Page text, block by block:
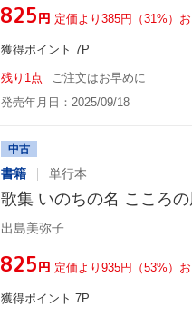
¥825円 定価より385円（31%）
獲得ポイント 7P
残り1点
ご注文はお早めに
発売年月日：2025/09/18
中古
書籍 単行本
歌集 いのちの名 こころ
出島美弥子
¥825円 定価より935円（53%）
獲得ポイント 7P